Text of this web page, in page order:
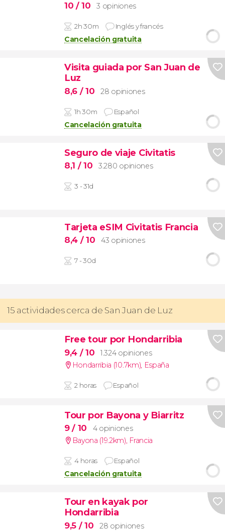
10 / 10 3 opiniones
2h 30m Inglés y francés
Cancelación gratuita
Visita guiada por San Juan de
Luz
8,6 / 10 28 opiniones
1h 30m Español
Cancelación gratuita
Seguro de viaje Civitatis
8,1 / 10 3.280 opiniones
3 - 31d
Tarjeta eSIM Civitatis Francia
8,4 / 10 43 opiniones
7 - 30d
15 actividades cerca de San Juan de Luz
Free tour por Hondarribia
9,4 / 10
1.324 opiniones
Hondarribia (10.7km), España
2 horas Español
Tour por Bayona y Biarritz
9/ 10
4 opiniones
Bayona (19.2km), Francia
4 horas Español
Cancelación gratuita
Tour en kayak por
Hondarribia
9,5 / 10
28 opiniones